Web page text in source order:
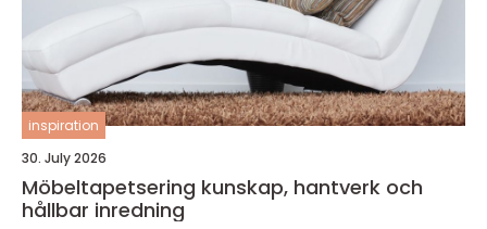
inspiration
30. July 2026
Möbeltapetsering kunskap, hantverk och
hållbar inredning